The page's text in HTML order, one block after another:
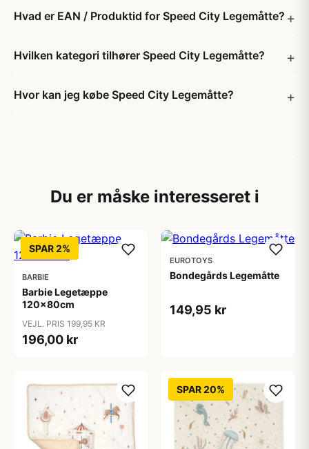
Hvad er EAN / Produktid for Speed City Legemåtte?
Hvilken kategori tilhører Speed City Legemåtte?
Hvor kan jeg købe Speed City Legemåtte?
Du er måske interesseret i
SPAR 2%
BARBIE
Barbie Legetæppe
120x80cm
VEJL. PRIS 199,95 KR
196,00 kr
EUROTOYS
Bondegårds Legemåtte
149,95 kr
SPAR 20%